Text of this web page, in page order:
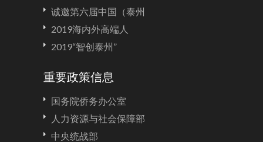
诚邀第六届中国（泰州
2019海内外高端人
2019“智创泰州”
重要政策信息
国务院侨务办公室
人力资源与社会保障部
中央统战部